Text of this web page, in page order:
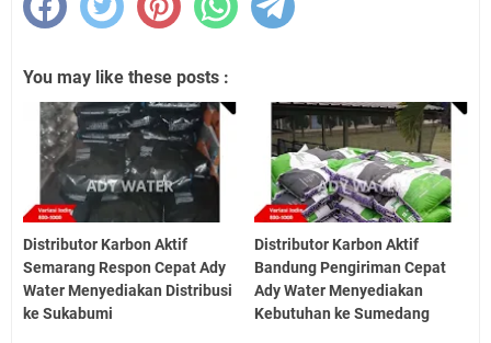
You may like these posts :
Distributor Karbon Aktif
Semarang Respon Cepat Ady
Water Menyediakan Distribusi
ke Sukabumi
Distributor Karbon Aktif
Bandung Pengiriman Cepat
Ady Water Menyediakan
Kebutuhan ke Sumedang